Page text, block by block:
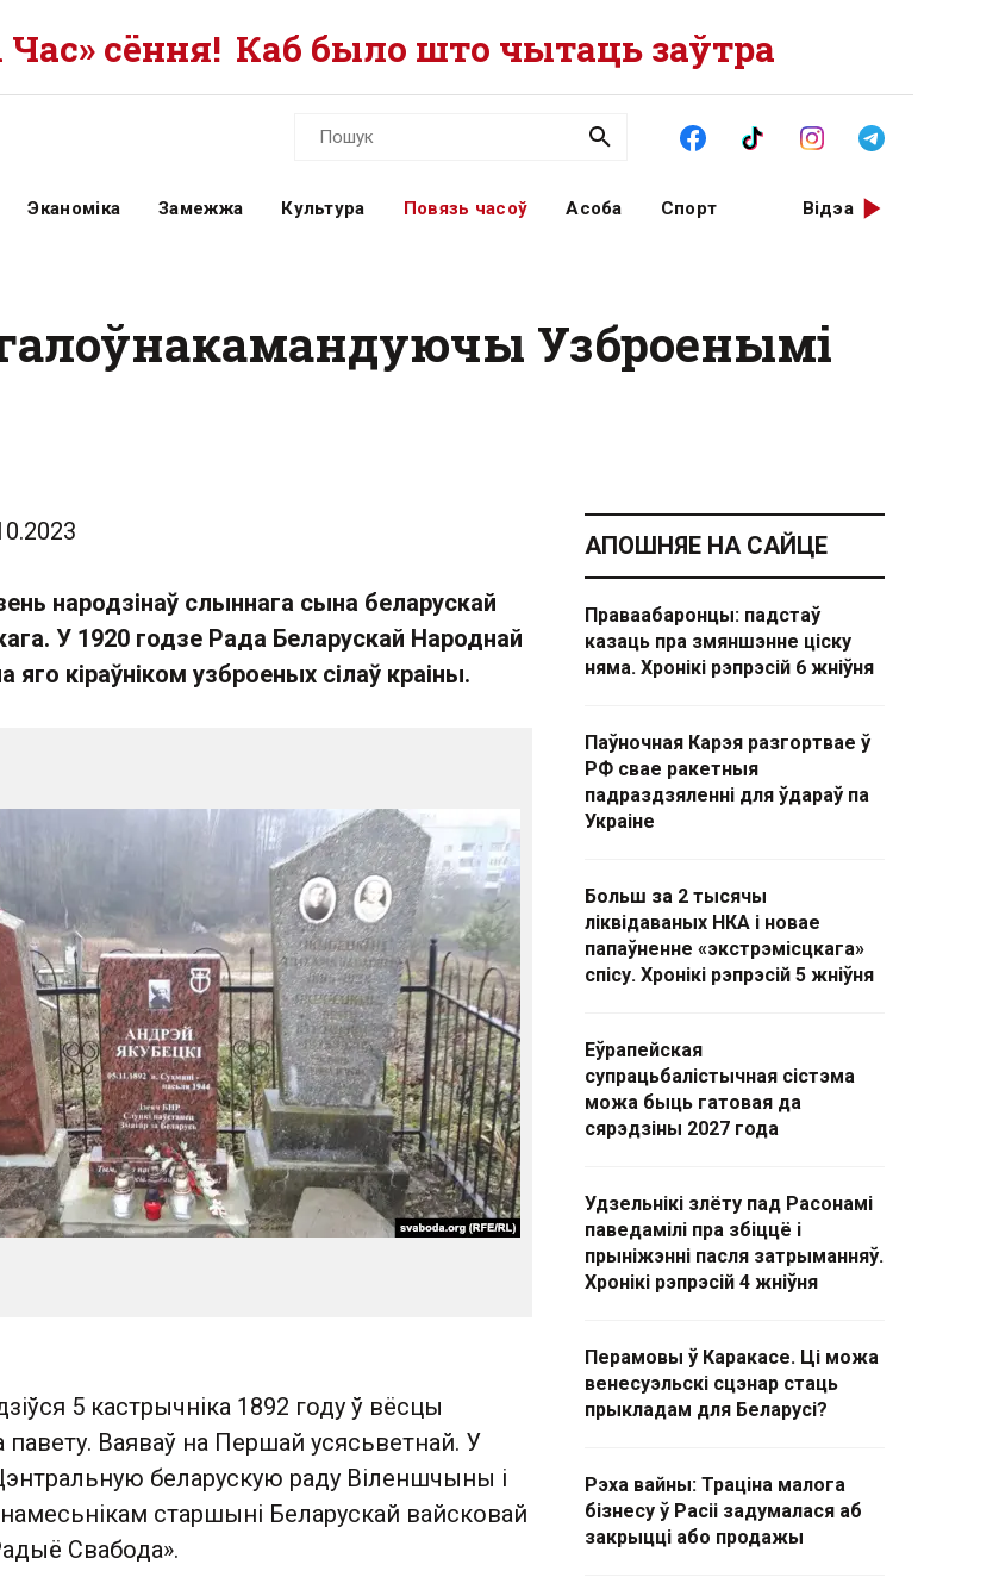
сёння! Каб было што чытаць заўтра
Эканоміка Замежжа Культура Повязь часоў Асоба Спорт Відэа
Узброенымі
народзінаў слыннага сына беларускай
У 1920 годзе Рада Беларускай Народнай
яго кіраўніком узброеных сілаў краіны.
5 кастрычніка 1892 году ў вёсцы
павету. Ваяваў на Першай усясьветнай. У
беларускую раду Віленшчыны і
старшыні Беларускай вайсковай
Свабода».
АПОШНЯЕ НА САЙЦЕ
Праваабаронцы: падстаў
казаць пра змяншэнне ціску
няма. Хронікі рэпрэсій 6 жніўня
Паўночная Карэя разгортвае ў
РФ свае ракетныя
падраздзяленні для ўдараў па
Украіне
Больш за 2 тысячы
ліквідаваных НКА і новае
папаўненне «экстрэмісцкага»
спісу. Хронікі рэпрэсій 5 жніўня
Еўрапейская
супрацьбалістычная сістэма
можа быць гатовая да
сярэдзіны 2027 года
Удзельнікі злёту пад Расонамі
паведамілі пра збіццё і
прыніжэнні пасля затрыманняў.
Хронікі рэпрэсій 4 жніўня
Перамовы ў Каракасе. Ці можа
венесуэльскі сцэнар стаць
прыкладам для Беларусі?
Рэха вайны: Траціна малога
бізнесу ў Расіі задумалася аб
закрыцці або продажы